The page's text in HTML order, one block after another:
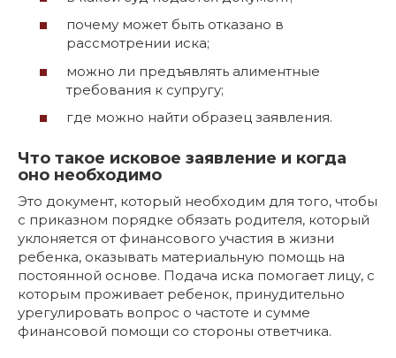
почему может быть отказано в
рассмотрении иска;
можно ли предъявлять алиментные
требования к супругу;
где можно найти образец заявления.
Что такое исковое заявление и когда
оно необходимо
Это документ, который необходим для того, чтобы
с приказном порядке обязать родителя, который
уклоняется от финансового участия в жизни
ребенка, оказывать материальную помощь на
постоянной основе. Подача иска помогает лицу, с
которым проживает ребенок, принудительно
урегулировать вопрос о частоте и сумме
финансовой помощи со стороны ответчика.